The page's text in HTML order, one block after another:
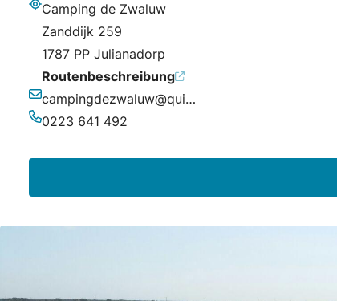
Adresse
Camping de Zwaluw
Zanddijk 259
1787 PP Julianadorp
Routenbeschreibung
E-Mail-Adresse
campingdezwaluw@quicknet.nl
0223 641 492